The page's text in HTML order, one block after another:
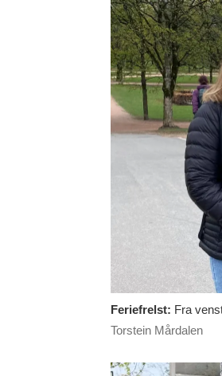
Feriefrelst: Fra
Torstein Mårdalen